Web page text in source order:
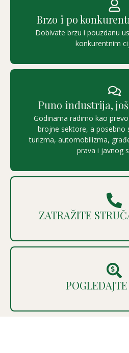
Brzo i po
Dobivate brzu i pouzdanu
konkurentnim
Puno industrija,
Godinama radimo kao
brojne sektore, a posebno
turizma, automobilizma,
prava i javnog
ZATRAŽITE